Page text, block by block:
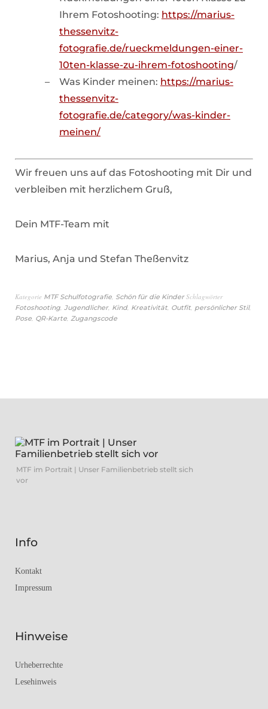
Ihrem Fotoshooting: https://marius-
thessenvitz-
fotografie.de/rueckmeldungen-einer-
10ten-klasse-zu-ihrem-fotoshooting/
Was Kinder meinen: https://marius-
thessenvitz-
fotografie.de/category/was-kinder-
meinen/
Wir freuen uns auf das Fotoshooting mit Dir und
verbleiben mit herzlichem Gruß,
Dein MTF-Team mit
Marius, Anja und Stefan Theßenvitz
Kategorie MTF Schulfotografie, Schön für die Kinder Schlagwörter
Fotoshooting, Jugendlicher, Kind, Kreativität, Outfit, persönlicher Stil,
Pose, QR-Karte, Zugangscode
MTF im Portrait | Unser Familienbetrieb stellt sich
vor
Info
Kontakt
Impressum
Hinweise
Urheberrechte
Lesehinweis